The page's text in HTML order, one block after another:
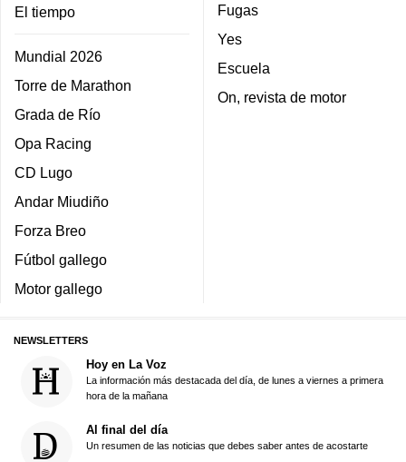
El tiempo
Mundial 2026
Torre de Marathon
Grada de Río
Opa Racing
CD Lugo
Andar Miudiño
Forza Breo
Fútbol gallego
Motor gallego
Fugas
Yes
Escuela
On, revista de motor
NEWSLETTERS
Hoy en La Voz
La información más destacada del día, de lunes a viernes a primera
hora de la mañana
Al final del día
Un resumen de las noticias que debes saber antes de acostarte